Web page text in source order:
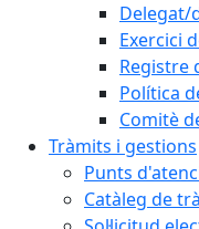
Delegat/
Exercici
Registre
Política
Comitè
Tràmits i gestions
Punts
Catàleg de